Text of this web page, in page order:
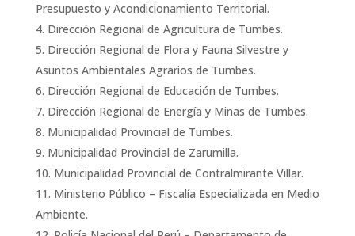
Presupuesto y Acondicionamiento Territorial.
Dirección Regional de Agricultura de Tumbes.
Dirección Regional de Flora y Fauna Silvestre y
Asuntos Ambientales Agrarios de Tumbes.
Dirección Regional de Educación de Tumbes.
Dirección Regional de Energía y Minas de Tumbes.
Municipalidad Provincial de Tumbes.
Municipalidad Provincial de Zarumilla.
Municipalidad Provincial de Contralmirante Villar.
Ministerio Público – Fiscalía Especializada en Medio
Ambiente.